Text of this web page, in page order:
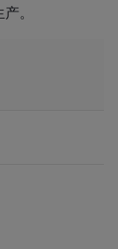
。